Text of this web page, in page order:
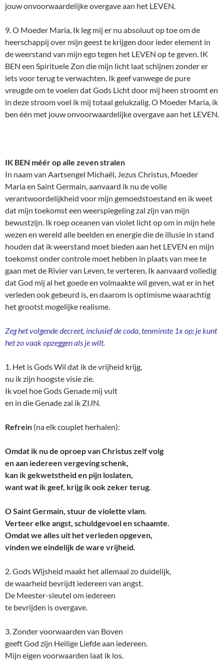
jouw onvoorwaardelijke overgave aan het LEVEN.
9. O Moeder Maria, Ik leg mij er nu absoluut op toe om de
heerschappij over mijn geest te krijgen door ieder element in
de weerstand van mijn ego tegen het LEVEN op te geven. IK
BEN een Spirituele Zon die mijn licht laat schijnen zonder er
iets voor terug te verwachten. Ik geef vanwege de pure
vreugde om te voelen dat Gods Licht door mij heen stroomt en
in deze stroom voel ik mij totaal gelukzalig. O Moeder Maria, ik
ben één met jouw onvoorwaardelijke overgave aan het LEVEN.
IK BEN méér op alle zeven stralen
In naam van Aartsengel Michaël, Jezus Christus, Moeder
Maria en Saint Germain, aanvaard ik nu de volle
verantwoordelijkheid voor mijn gemoedstoestand en ik weet
dat mijn toekomst een weerspiegeling zal zijn van mijn
bewustzijn. Ik roep oceanen van violet licht op om in mijn hele
wezen en wereld alle beelden en energie die de illusie in stand
houden dat ik weerstand moet bieden aan het LEVEN en mijn
toekomst onder controle moet hebben in plaats van mee te
gaan met de Rivier van Leven, te verteren, Ik aanvaard volledig
dat God mij al het goede en volmaakte wil geven, wat er in het
verleden ook gebeurd is, en daarom is optimisme waarachtig
het grootst mogelijke realisme.
Zeg het volgende decreet, inclusief de coda, tenminste 1x op; je kunt
het zo vaak opzeggen als je wilt.
1. Het is Gods Wil dat ik de vrijheid krijg,
nu ik zijn hoogste visie zie.
Ik voel hoe Gods Genade mij vult
en in die Genade zal ik ZIJN.
Refrein (na elk couplet herhalen):
Omdat ik nu de oproep van Christus zelf volg
en aan iedereen vergeving schenk,
kan ik gekwetstheid en pijn loslaten,
want wat ik geef, krijg ik ook zeker terug.
O Saint Germain, stuur de violette vlam.
Verteer elke angst, schuldgevoel en schaamte.
Omdat we alles uit het verleden opgeven,
vinden we eindelijk de ware vrijheid.
2. Gods Wijsheid maakt het allemaal zo duidelijk,
de waarheid bevrijdt iedereen van angst.
De Meester-sleutel om iedereen
te bevrijden is overgave.
3. Zonder voorwaarden van Boven
geeft God zijn Heilige Liefde aan iedereen.
Mijn eigen voorwaarden laat ik los.